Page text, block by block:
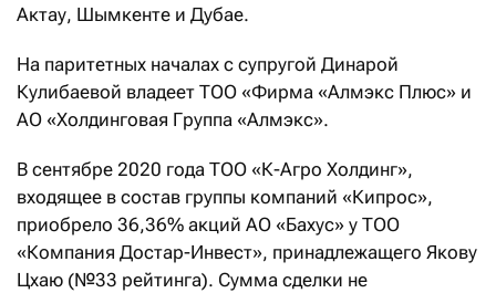
Актау, Шымкенте и Дубае.
На паритетных началах с супругой Динарой
Кулибаевой владеет ТОО «Фирма «Алмэкс Плюс» и
АО «Холдинговая Группа «Алмэкс».
В сентябре 2020 года ТОО «К-Агро Холдинг»,
входящее в состав группы компаний «Кипрос»,
приобрело 36,36% акций АО «Бахус» у ТОО
«Компания Достар-Инвест», принадлежащего Якову
Цхаю (№33 рейтинга). Сумма сделки не